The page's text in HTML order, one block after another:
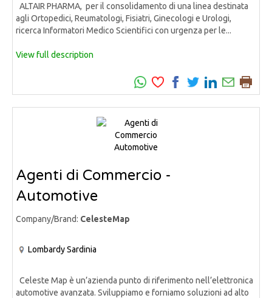
ALTAIR PHARMA, per il consolidamento di una linea destinata
agli Ortopedici, Reumatologi, Fisiatri, Ginecologi e Urologi,
ricerca Informatori Medico Scientifici con urgenza per le...
View full description
Agenti di Commercio -
Automotive
Company/Brand: CelesteMap
LombardySardinia
Celeste Map è un’azienda punto di riferimento nell’elettronica
automotive avanzata. Sviluppiamo e forniamo soluzioni ad alto